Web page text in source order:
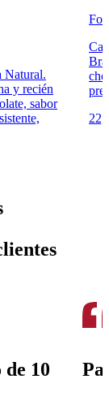
Natural.
y recién
sabor
10